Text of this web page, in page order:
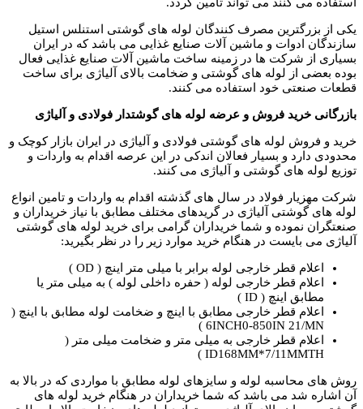
یکی از بزرگترین مصرف کنندگان لوله های گوشتی استنلس استیل
سازندگان ادوات و ماشین آلات صنایع غذایی می باشد که در ایران
بسیاری از شرکت ها در زمینه ساخت ماشین آلات صنایع غذایی فعال
بوده بعضی از لوله های گوشتی و ضخامت بالای آلیاژی برای ساخت
قطعات صنعتی خود استفاده می کنند.
بازرگانی خرید فروش و عرضه لوله های گوشتدار فولادی و آلیاژی
خرید و فروش لوله های گوشتی فولادی و آلیاژی در ایران بازار کوچک و
محدودی دارد و بسیار فعالان اندکی در این عرصه اقدام به واردات و
توزیع لوله های گوشتی و آلیاژی می کنند.
شرکت مهزیار فولاد در سال های گذشته اقدام به واردات و تامین انواع
لوله های گوشتی آلیاژی در گریدهای مختلف مطابق با نیاز خریداران و
صنعتگران نموده و شما خریداران گرامی برای خرید لوله های گوشتی
آلیاژی می بایست در هنگام خرید موارد زیر را در نظر بگیرید:
اعلام قطر خارجی لوله برابر با میلی متر اینچ ( OD )
اعلام قطر خارجی لوله ( حفره داخلی لوله ) به میلی متر یا
مطابق اینچ ( ID )
اعلام قطر خارجی مطابق با اینچ و ضخامت لوله مطابق با اینچ (
6INCH0-850IN 21/MN )
اعلام قطر خارجی به میلی متر و ضخامت میلی متر (
ID168MM*7/11MMTH )
روش های محاسبه لوله و سایزهای لوله مطابق با مواردی که در بالا به
آن اشاره شد می باشد که شما خریداران در هنگام خرید لوله های